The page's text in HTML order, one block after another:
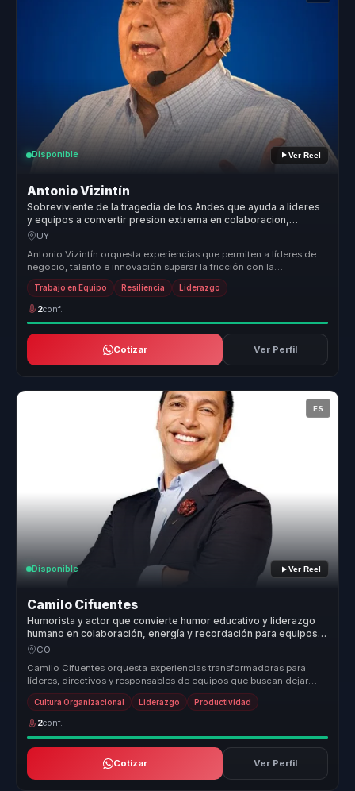
Disponible Ver Reel
Antonio Vizintín
Sobreviviente de la tragedia de los Andes que ayuda a lideres
y equipos a convertir presion extrema en colaboracion,
resiliencia y liderazgo en crisis.
UY
Antonio Vizintín orquesta experiencias que permiten a líderes de
negocio, talento e innovación superar la fricción con la
inteligencia ar...
Trabajo en Equipo Resiliencia Liderazgo
2conf.
Cotizar Ver Perfil
ES
Disponible Ver Reel
Camilo Cifuentes
Humorista y actor que convierte humor educativo y liderazgo
humano en colaboración, energía y recordación para equipos
dentro de organizaciones.
CO
Camilo Cifuentes orquesta experiencias transformadoras para
líderes, directivos y responsables de equipos que buscan dejar
atrás la desal...
Cultura Organizacional Liderazgo Productividad
2conf.
Cotizar Ver Perfil